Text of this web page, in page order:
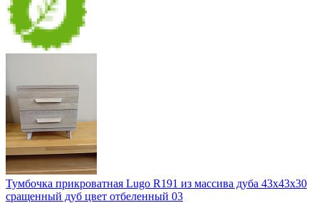
Тумбочка прикроватная Lugo R191 из массива дуба 43х43х30
сращенный дуб цвет отбеленный 03